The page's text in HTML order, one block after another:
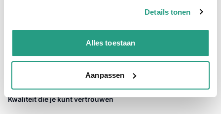
Details tonen
Alles toestaan
Aanpassen
Een gesprek van techneut tot techneut, dat is onze aanpak. Of
wij hebben de deskundigheid en de producten die jij zoekt.
Bezoek ook onze pagina voor meer informatie over onze
Ons deskundig advies is laagdrempelig en recht voor zijn
raap, zodat jij precies weet welke producten het best bij jouw
Kwaliteit die je kunt vertrouwen